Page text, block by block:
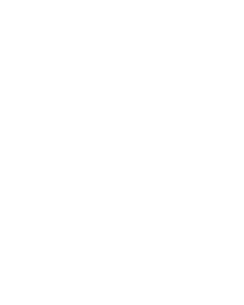
gelijk.
omdat er in het
hypotheekvorm
verdienen,
het aflossen van
en weinig eigen
een lage
te betalen.
betaald.
hypotheeklast